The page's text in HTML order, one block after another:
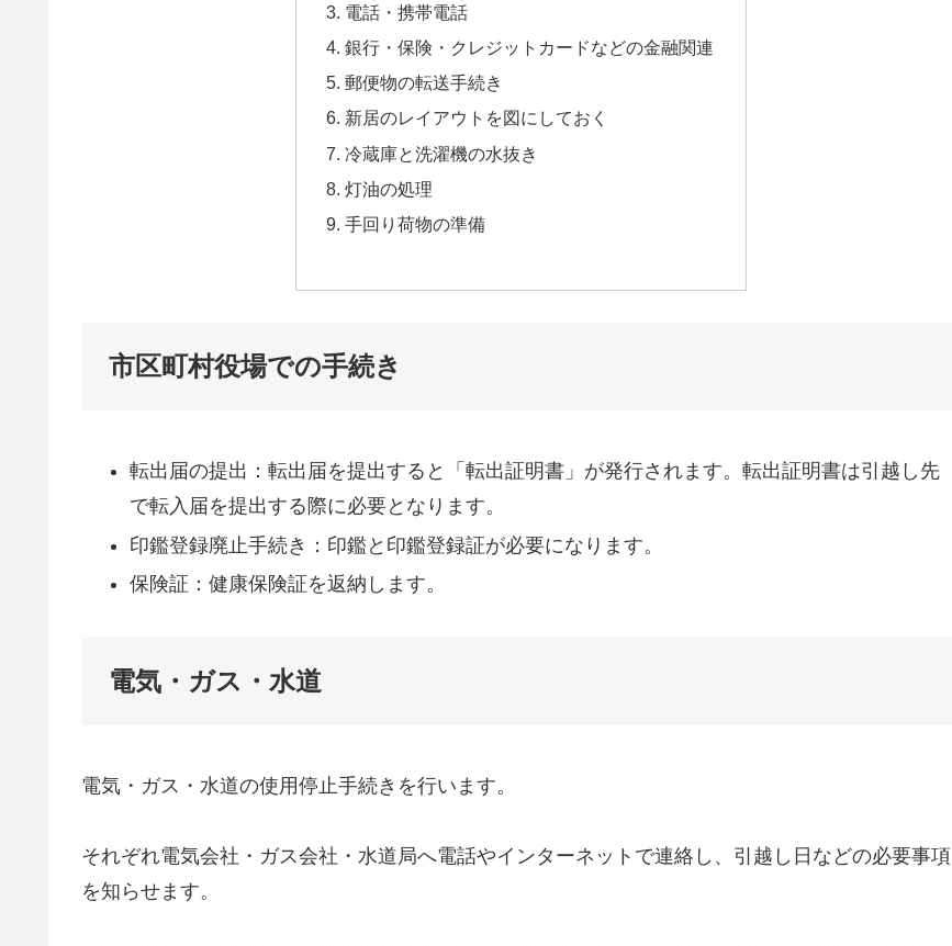
電話・携帯電話
銀行・保険・クレジットカードなどの金融関連
郵便物の転送手続き
新居のレイアウトを図にしておく
冷蔵庫と洗濯機の水抜き
灯油の処理
手回り荷物の準備
市区町村役場での手続き
転出届の提出：転出届を提出すると「転出証明書」が発行されます。転出証明書は引越し先
で転入届を提出する際に必要となります。
印鑑登録廃止手続き：印鑑と印鑑登録証が必要になります。
保険証：健康保険証を返納します。
電気・ガス・水道
電気・ガス・水道の使用停止手続きを行います。
それぞれ電気会社・ガス会社・水道局へ電話やインターネットで連絡し、引越し日などの必要事項
を知らせます。